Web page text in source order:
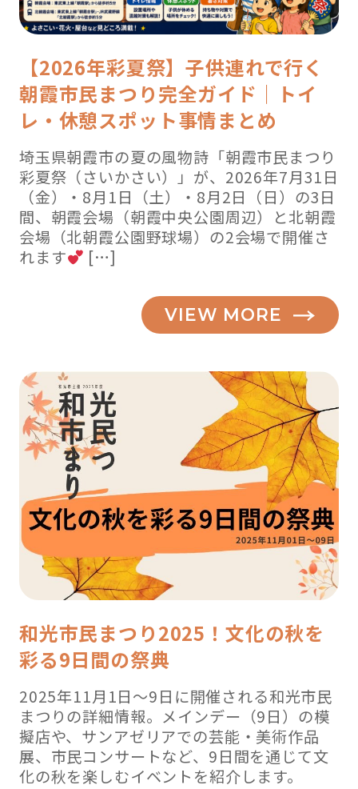
【2026年彩夏祭】子供連れで行く
朝霞市民まつり完全ガイド｜トイ
レ・休憩スポット事情まとめ
埼玉県朝霞市の夏の風物詩「朝霞市民まつり
彩夏祭（さいかさい）」が、2026年7月31日
（金）・8月1日（土）・8月2日（日）の3日
間、朝霞会場（朝霞中央公園周辺）と北朝霞
会場（北朝霞公園野球場）の2会場で開催さ
れます
[…]
VIEW MORE
和光市民まつり2025！文化の秋を
彩る9日間の祭典
2025年11月1日～9日に開催される和光市民
まつりの詳細情報。メインデー（9日）の模
擬店や、サンアゼリアでの芸能・美術作品
展、市民コンサートなど、9日間を通じて文
化の秋を楽しむイベントを紹介します。